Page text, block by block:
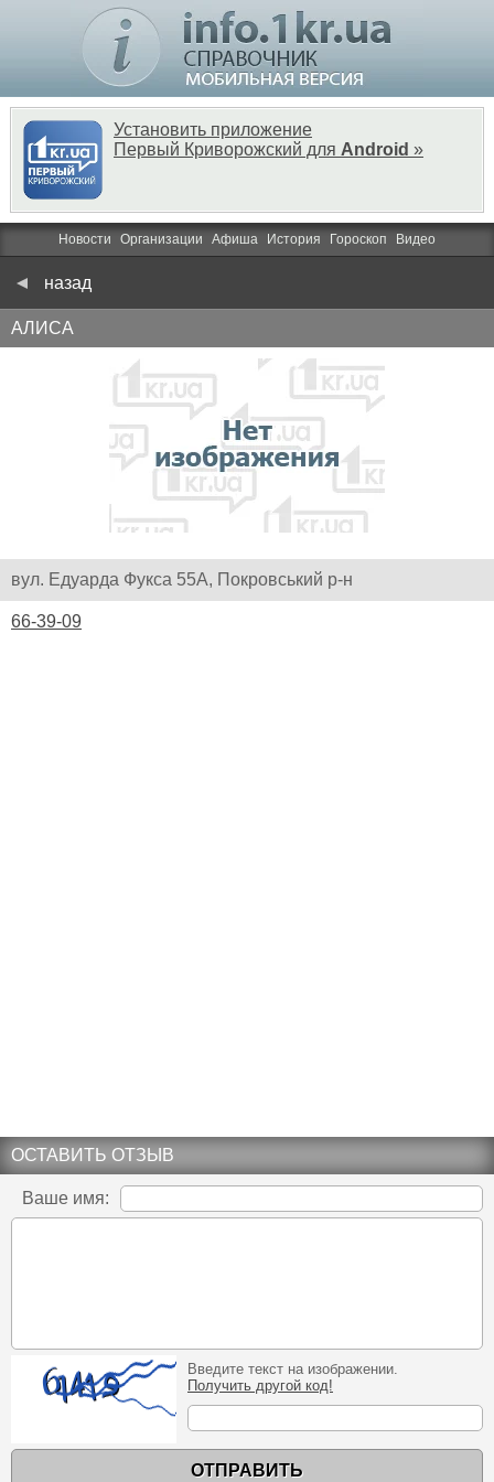
Установить приложение
Первый Криворожский для Android »
Новости Организации Афиша История Гороскоп Видео
назад
АЛИСА
вул. Едуарда Фукса 55А, Покровський р-н
66-39-09
ОСТАВИТЬ ОТЗЫВ
Ваше имя:
Введите текст на изображении.
Получить другой код!
ОТПРАВИТЬ